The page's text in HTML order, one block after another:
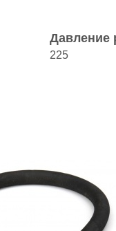
Давление
225